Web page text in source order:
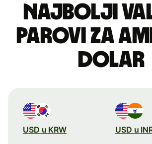
Najbolji
parovi za
dolar
USD u KRW USD u